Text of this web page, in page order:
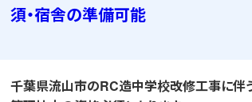
須・宿舎の準備可能
千葉県流山市のRC造中学校改修工事に伴